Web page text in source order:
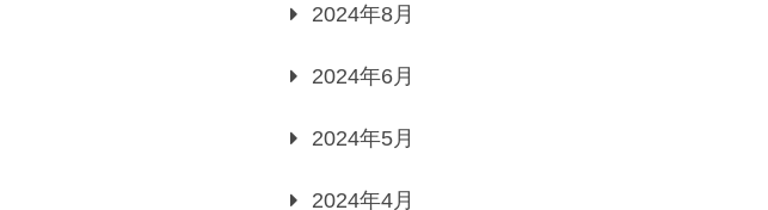
2024年8月
2024年6月
2024年5月
2024年4月